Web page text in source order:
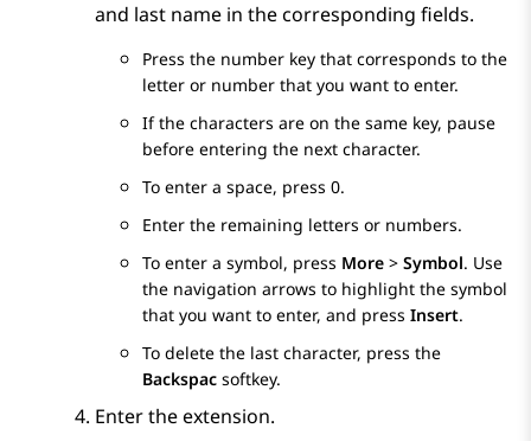
and last name in the corresponding fields.
Press the number key that corresponds to the
letter or number that you want to enter.
If the characters are on the same key, pause
before entering the next character.
To enter a space, press 0.
Enter the remaining letters or numbers.
To enter a symbol, press More > Symbol. Use
the navigation arrows to highlight the symbol
that you want to enter, and press Insert.
To delete the last character, press the
Backspac softkey.
Enter the extension.